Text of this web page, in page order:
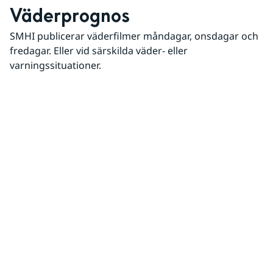
Väderprognos
SMHI publicerar väderfilmer måndagar, onsdagar och
fredagar. Eller vid särskilda väder- eller
varningssituationer.